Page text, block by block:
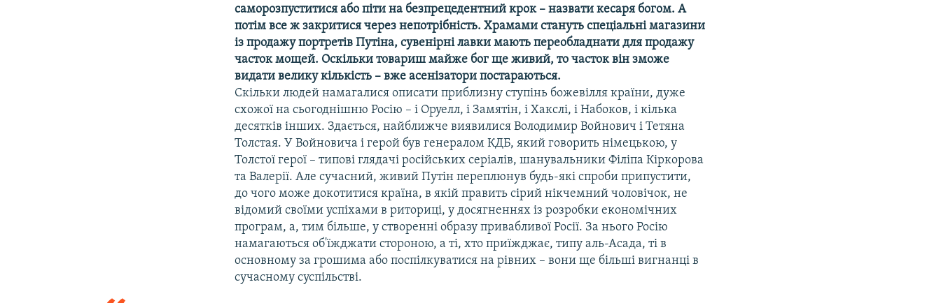
саморозпуститися або піти на безпрецедентний крок – назвати кесаря богом. А
потім все ж закритися через непотрібність. Храмами стануть спеціальні магазини
із продажу портретів Путіна, сувенірні лавки мають переобладнати для продажу
часток мощей. Оскільки товариш майже бог ще живий, то часток він зможе
видати велику кількість – вже асенізатори постараються.
Скільки людей намагалися описати приблизну ступінь божевілля країни, дуже
схожої на сьогоднішню Росію – і Оруелл, і Замятін, і Хакслі, і Набоков, і кілька
десятків інших. Здається, найближче виявилися Володимир Войнович і Тетяна
Толстая. У Войновича і герой був генералом КДБ, який говорить німецькою, у
Толстої герої – типові глядачі російських серіалів, шанувальники Філіпа Кіркорова
та Валерії. Але сучасний, живий Путін переплюнув будь-які спроби припустити,
до чого може докотитися країна, в якій править сірий нікчемний чоловічок, не
відомий своїми успіхами в риториці, у досягненнях із розробки економічних
програм, а, тим більше, у створенні образу привабливої Росії. За нього Росію
намагаються об'їжджати стороною, а ті, хто приїжджає, типу аль-Асада, ті в
основному за грошима або поспілкуватися на рівних – вони ще більші вигнанці в
сучасному суспільстві.